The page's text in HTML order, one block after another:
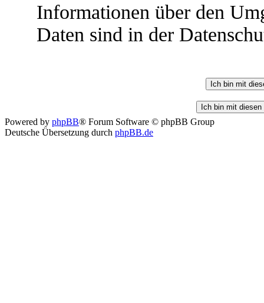
Informationen über den
Daten sind in der
Powered by phpBB® Forum Software © phpBB Group
Deutsche Übersetzung durch phpBB.de